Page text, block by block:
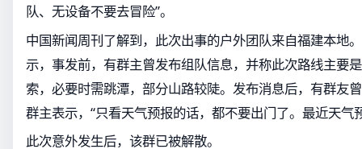
队、无设备不要去冒险”。
中国新闻周刊了解到，此次出事的户外团队来自福建本地
示，事发前，有群主曾发布组队信息，并称此次路线主要
索，必要时需跳潭，部分山路较陡。发布消息后，有群友
群主表示，“只看天气预报的话，都不要出门了。最近天气
此次意外发生后，该群已被解散。